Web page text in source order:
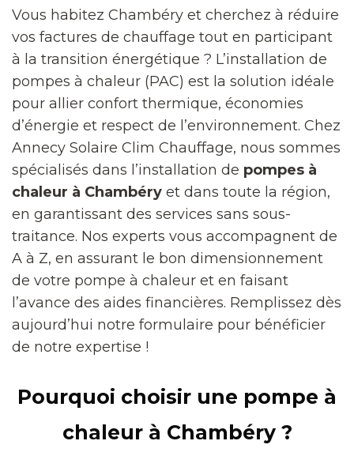
Vous habitez Chambéry et cherchez à réduire
vos factures de chauffage tout en participant
à la transition énergétique ? L’installation de
pompes à chaleur (PAC) est la solution idéale
pour allier confort thermique, économies
d’énergie et respect de l’environnement. Chez
Annecy Solaire Clim Chauffage, nous sommes
spécialisés dans l’installation de pompes à
chaleur à Chambéry et dans toute la région,
en garantissant des services sans sous-
traitance. Nos experts vous accompagnent de
A à Z, en assurant le bon dimensionnement
de votre pompe à chaleur et en faisant
l’avance des aides financières. Remplissez dès
aujourd’hui notre formulaire pour bénéficier
de notre expertise !
Pourquoi choisir une pompe à
chaleur à Chambéry ?